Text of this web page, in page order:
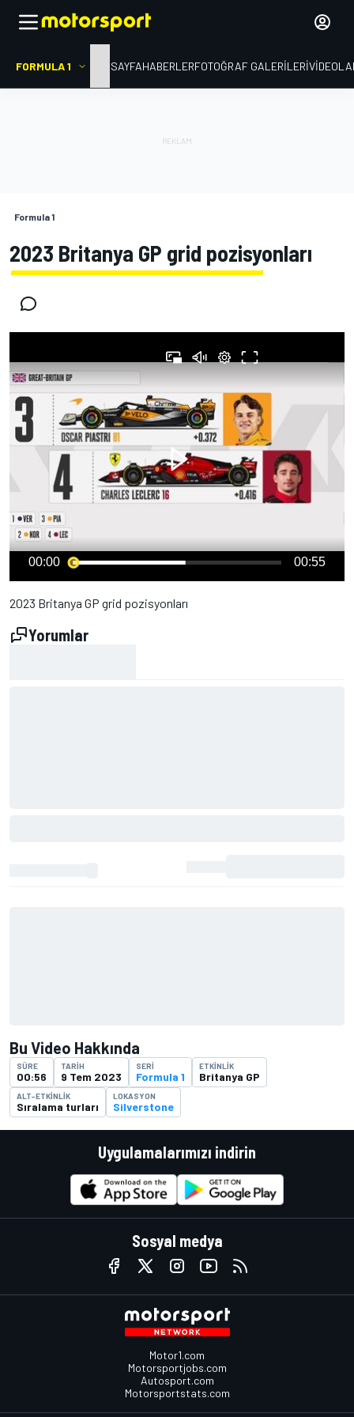
FORMULA 1 ANA SAYFAHABERLERFOTOĞRAF GALERILERI
Formula 1
2023 Britanya GP grid pozisyonları
00:00 00:55
2023 Britanya GP grid pozisyonları
Yorumlar
Bu Video Hakkında
SÜRE
00:56
TARIH
9 Tem 2023
SERI
Formula 1
ETKINLIK
Britanya GP
ALT-ETKINLIK
Sıralama turları
LOKASYON
Silverstone
Uygulamalarımızı indirin
Sosyal medya
Motor1.com
Motorsportjobs.com
Autosport.com
Motorsportstats.com